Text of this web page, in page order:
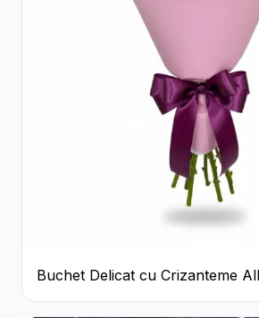
Buchet Delicat cu Crizanteme
Mov